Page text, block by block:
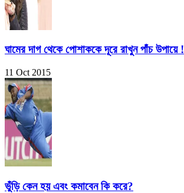
ঘামের দাগ থেকে পোশাককে দূরে রাখুন পাঁচ উপায়ে !
11 Oct 2015
ভুঁড়ি কেন হয় এবং কমাবেন কি করে?